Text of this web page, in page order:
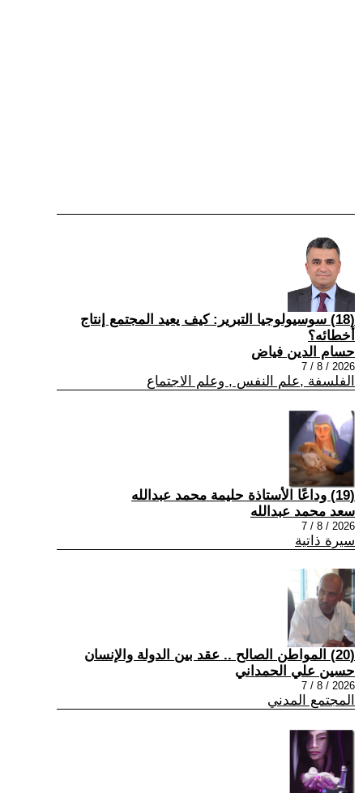
(18) سوسيولوجيا التبرير: كيف يعيد المجتمع إنتاج
أخطائه؟
حسام الدين فياض
2026 / 8 / 7
الفلسفة ,علم النفس , وعلم الاجتماع
(19) وداعًا الأستاذة حليمة محمد عبدالله
سعد محمد عبدالله
2026 / 8 / 7
سيرة ذاتية
(20) المواطن الصالح .. عقد بين الدولة والإنسان
حسين علي الحمداني
2026 / 8 / 7
المجتمع المدني